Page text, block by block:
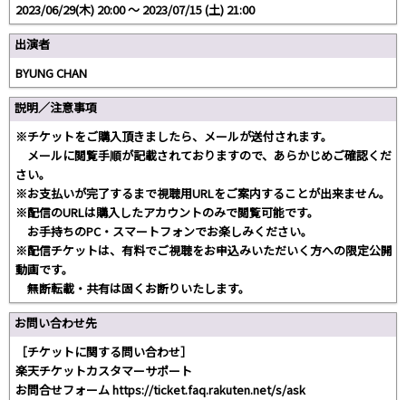
2023/06/29(木) 20:00 〜 2023/07/15 (土) 21:00
出演者
BYUNG CHAN
説明／注意事項
※チケットをご購入頂きましたら、メールが送付されます。
メールに閲覧手順が記載されておりますので、あらかじめご確認くだ
さい。
※お支払いが完了するまで視聴用URLをご案内することが出来ません。
※配信のURLは購入したアカウントのみで閲覧可能です。
お手持ちのPC・スマートフォンでお楽しみください。
※配信チケットは、有料でご視聴をお申込みいただいく方への限定公開
動画です。
無断転載・共有は固くお断りいたします。
お問い合わせ先
［チケットに関する問い合わせ］
楽天チケットカスタマーサポート
お問合せフォーム https://ticket.faq.rakuten.net/s/ask